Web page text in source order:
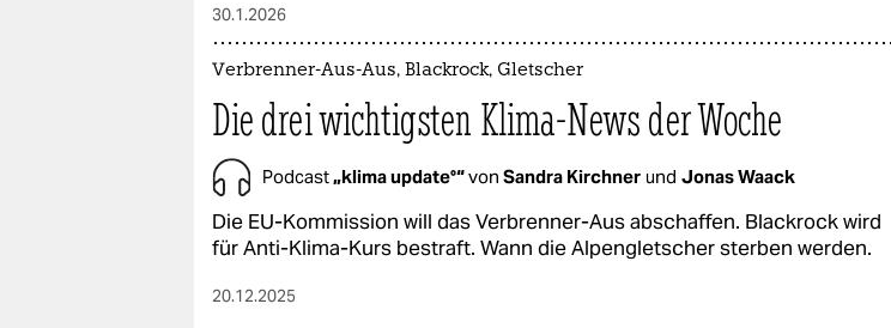
30.1.2026
Verbrenner-Aus-Aus, Blackrock, Gletscher
Die drei wichtigsten Klima-News der Woche
Podcast„klima update°“von Sandra Kirchner und Jonas Waack
Die EU-Kommission will das Verbrenner-Aus abschaffen. Blackrock wird
für Anti-Klima-Kurs bestraft. Wann die Alpengletscher sterben werden.
20.12.2025